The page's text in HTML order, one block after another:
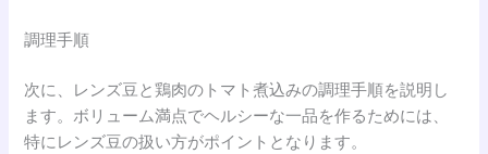
調理手順
次に、レンズ豆と鶏肉のトマト煮込みの調理手順を説明し
ます。ボリューム満点でヘルシーな一品を作るためには、
特にレンズ豆の扱い方がポイントとなります。